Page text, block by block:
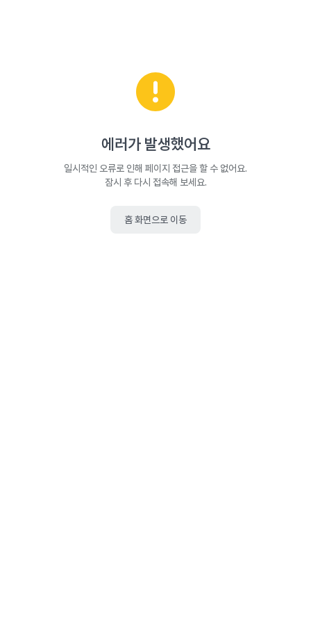
에러가 발생했어요
일시적인 오류로 인해 페이지 접근을 할 수 없어요.
잠시 후 다시 접속해 보세요.
홈 화면으로 이동